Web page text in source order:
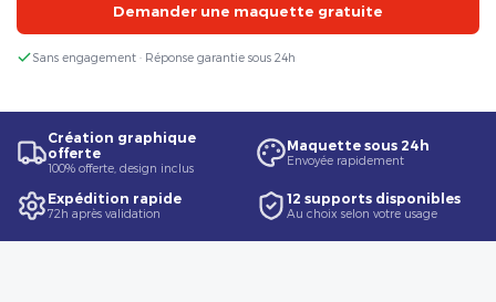
Demander une maquette gratuite
Sans engagement · Réponse garantie sous 24h
Création graphique
offerte
100% offerte, design inclus
Maquette sous 24h
Envoyée rapidement
Expédition rapide
72h après validation
12 supports disponibles
Au choix selon votre usage